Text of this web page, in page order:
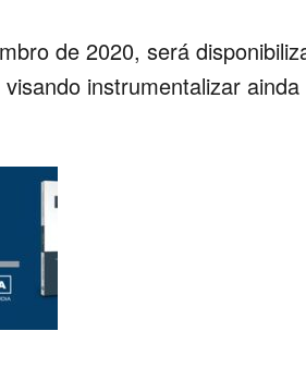
de 2020, será
instrumentalizar